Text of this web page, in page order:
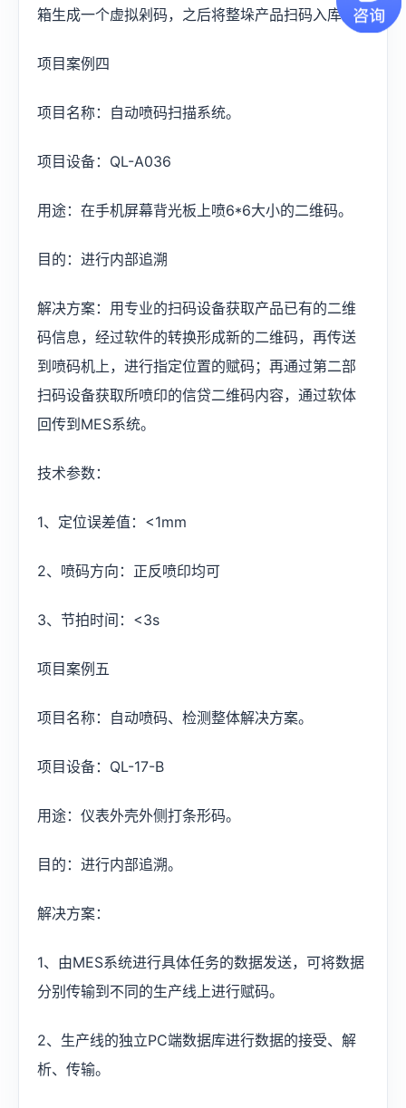
箱生成一个虚拟剁码，之后将整垛产品扫码入库。
项目案例四
项目名称：自动喷码扫描系统。
项目设备：QL-A036
用途：在手机屏幕背光板上喷6*6大小的二维码。
目的：进行内部追溯
解决方案：用专业的扫码设备获取产品已有的二维
码信息，经过软件的转换形成新的二维码，再传送
到喷码机上，进行指定位置的赋码；再通过第二部
扫码设备获取所喷印的信贷二维码内容，通过软体
回传到MES系统。
技术参数：
1、定位误差值：<1mm
2、喷码方向：正反喷印均可
3、节拍时间：<3s
项目案例五
项目名称：自动喷码、检测整体解决方案。
项目设备：QL-17-B
用途：仪表外壳外侧打条形码。
目的：进行内部追溯。
解决方案：
1、由MES系统进行具体任务的数据发送，可将数据
分别传输到不同的生产线上进行赋码。
2、生产线的独立PC端数据库进行数据的接受、解
析、传输。